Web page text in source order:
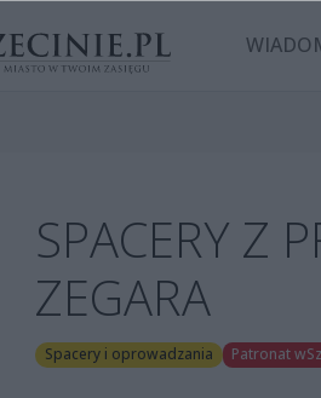
SPACERY Z
ZEGARA
Spacery i oprowadzania Patronat